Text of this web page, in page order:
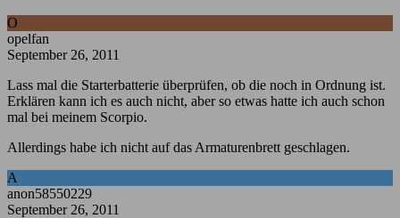
O
opelfan
September 26, 2011
Lass mal die Starterbatterie überprüfen, ob die noch in Ordnung ist.
Erklären kann ich es auch nicht, aber so etwas hatte ich auch schon
mal bei meinem Scorpio.
Allerdings habe ich nicht auf das Armaturenbrett geschlagen.
A
anon58550229
September 26, 2011